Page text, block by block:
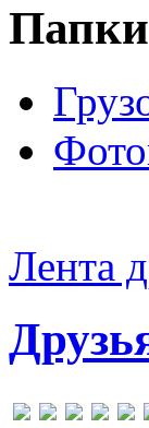
Папки
Лента